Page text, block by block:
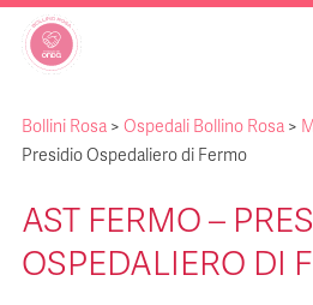
OSPEDALI BOLLINO ROSA
INIZIATIVE
Bollini Rosa > Ospedali Bollino Rosa >
Presidio Ospedaliero di Fermo
AST FERMO –
OSPEDALIERO DI